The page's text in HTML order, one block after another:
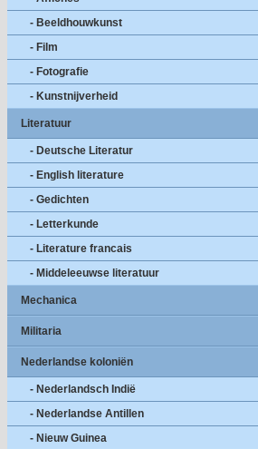
- Beeldhouwkunst
- Film
- Fotografie
- Kunstnijverheid
Literatuur
- Deutsche Literatur
- English literature
- Gedichten
- Letterkunde
- Literature francais
- Middeleeuwse literatuur
Mechanica
Militaria
Nederlandse koloniën
- Nederlandsch Indië
- Nederlandse Antillen
- Nieuw Guinea